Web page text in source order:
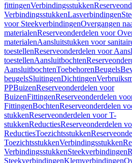
fittingenVerbindingsstukken
VerbindingsstukkenLasverbindingen
voor SteekverbindingenOvergangen
materialenReserveonderdelen voor
materialenAansluitstukken voor
toestellenReserveonderdelen voor
toestellenAansluitbochten
AansluitbochtenToebehorenBeugels
beugelsSluitingenDichtingen
PPBuizenReserveonderdelen voor
BuizenFittingenReserveonderdelen
FittingenBochtenReserveonderdelen
stukkenReserveonderdelen voor T-
stukkenReductiesReserveonderdelen
ReductiesToezichtsstukken
ToezichtsstukkenVerbindingsstukken
VerbindingsstukkenSteekverbindingen
SteekverbindingenKlemverbindingen